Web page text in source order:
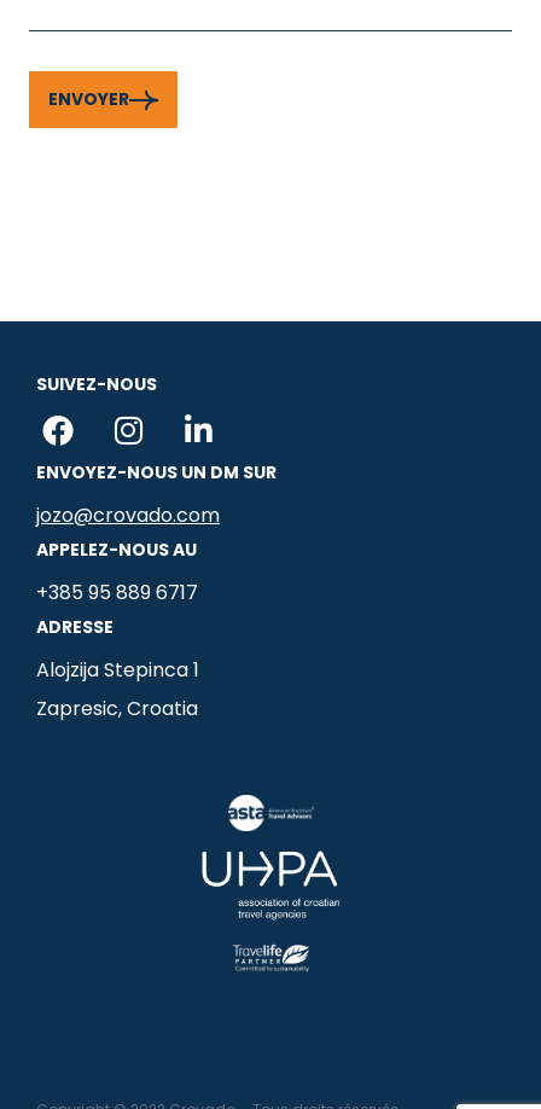
ENVOYER
SUIVEZ-NOUS
F
a
c
e
b
o
o
k
I
n
s
t
a
g
r
m
L
i
n
k
-
i
ENVOYEZ-NOUS UN DM SUR
jozo@crovado.com
APPELEZ-NOUS AU
+385 95 889 6717
ADRESSE
Alojzija Stepinca 1
Zapresic, Croatia